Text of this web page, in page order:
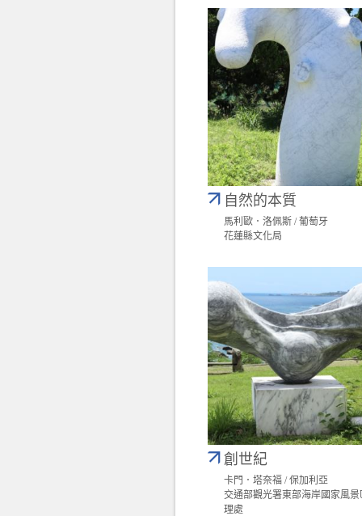
自然的本質
馬利歐．洛佩斯 / 葡萄牙
花蓮縣文化局
創世紀
卡門．塔奈福 / 保加利亞
交通部觀光署東部海岸國家風景
理處